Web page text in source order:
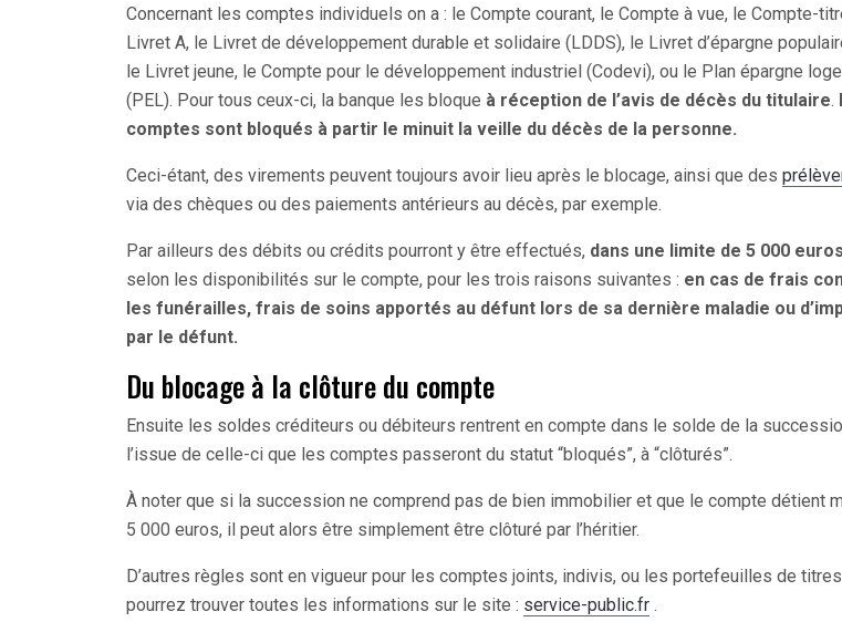
Concernant les comptes individuels on a : le Compte courant, le Compte à vue, le Compte-
Livret A, le Livret de développement durable et solidaire (LDDS), le Livret d’épargne
le Livret jeune, le Compte pour le développement industriel (Codevi), ou le Plan épargne
(PEL). Pour tous ceux-ci, la banque les bloque à réception de l’avis de décès du titulaire.
comptes sont bloqués à partir le minuit la veille du décès de la personne.
Ceci-étant, des virements peuvent toujours avoir lieu après le blocage, ainsi que des
via des chèques ou des paiements antérieurs au décès, par exemple.
Par ailleurs des débits ou crédits pourront y être effectués, dans une limite de 5 000 euros
selon les disponibilités sur le compte, pour les trois raisons suivantes : en cas de frais
les funérailles, frais de soins apportés au défunt lors de sa dernière maladie ou
par le défunt.
Du blocage à la clôture du compte
Ensuite les soldes créditeurs ou débiteurs rentrent en compte dans le solde de la
l’issue de celle-ci que les comptes passeront du statut “bloqués”, à “clôturés”.
À noter que si la succession ne comprend pas de bien immobilier et que le compte détient
5 000 euros, il peut alors être simplement être clôturé par l’héritier.
D’autres règles sont en vigueur pour les comptes joints, indivis, ou les portefeuilles de
pourrez trouver toutes les informations sur le site : service-public.fr .